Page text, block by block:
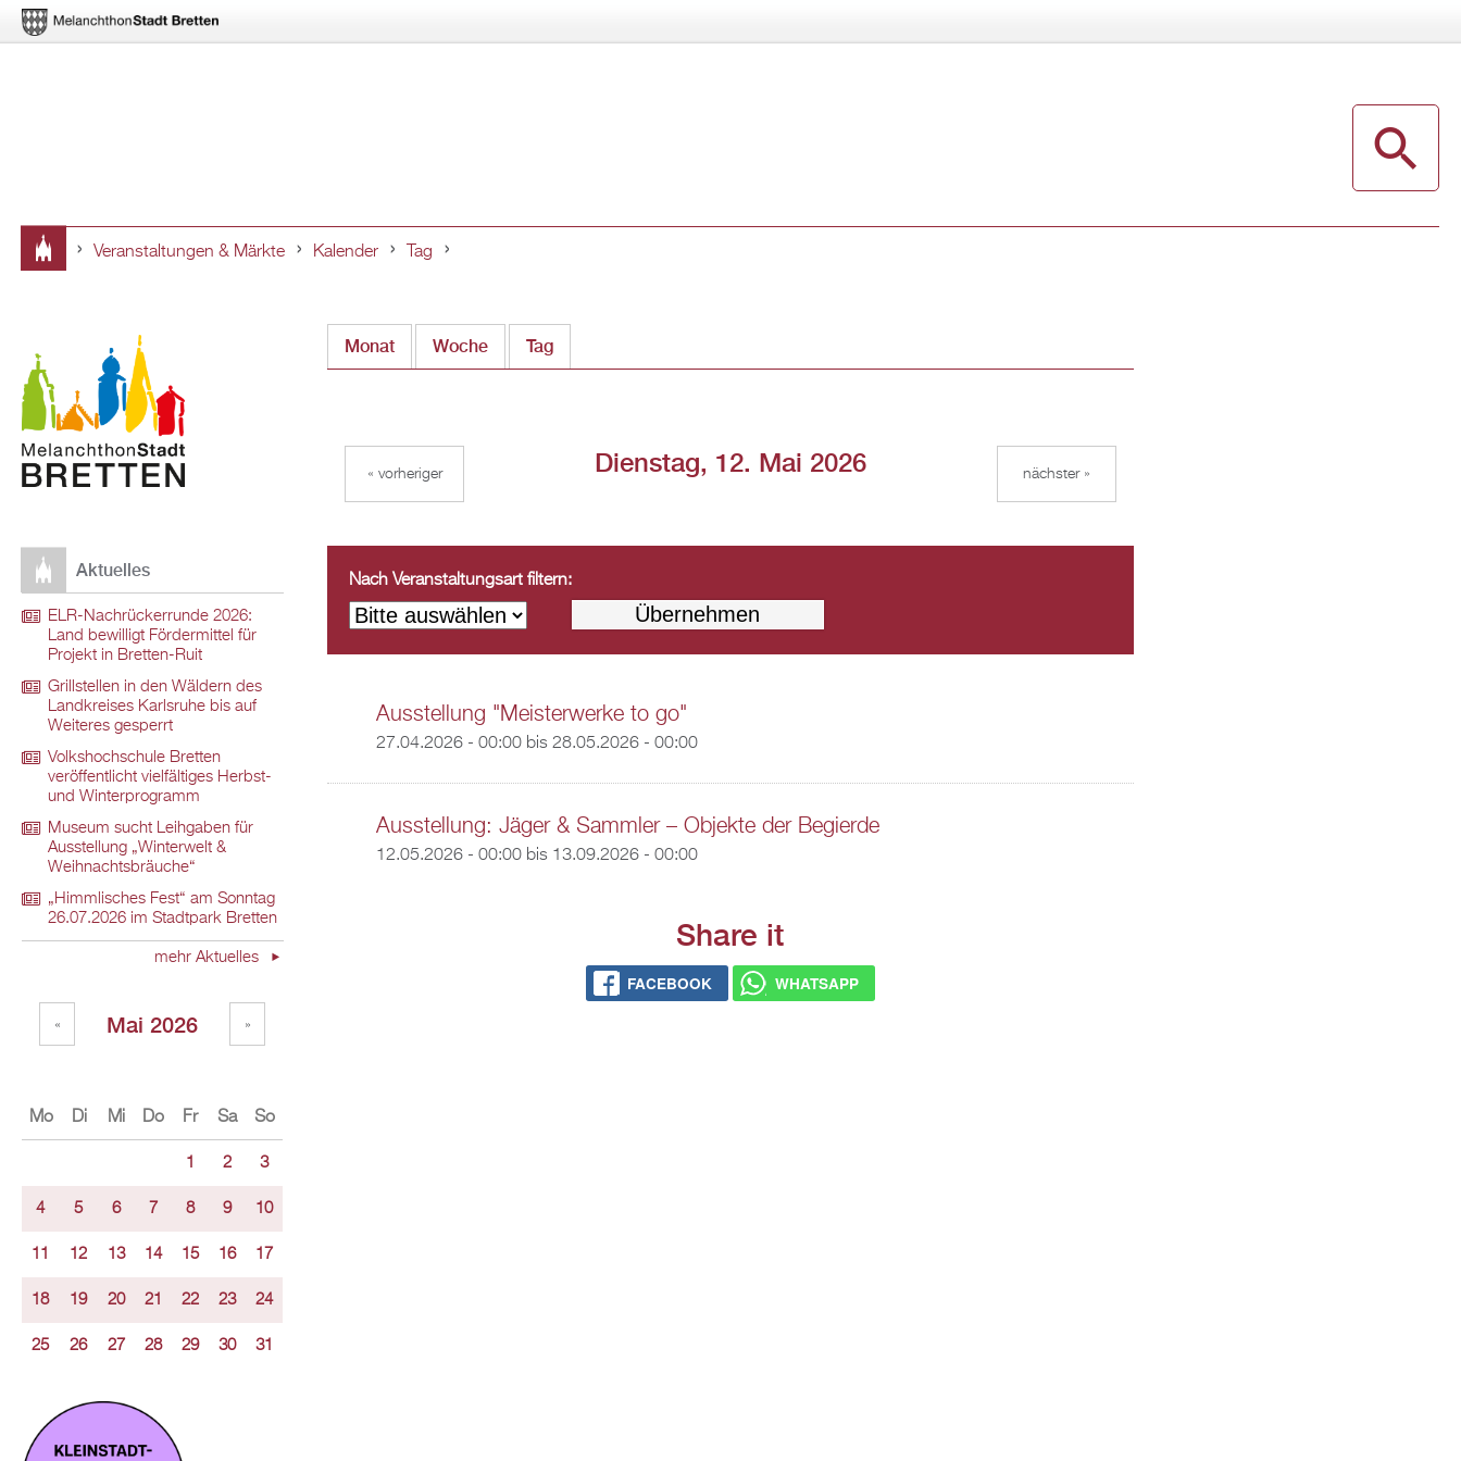
hier
Veranstaltungen & Märkte Kalender Tag
Monat Woche Tag(aktiver Reiter)
Dienstag, 12. Mai 2026
« vorheriger nächster »
Nach Veranstaltungsart filtern:
Ausstellung "Meisterwerke to go"
27.04.2026 - 00:00bis 28.05.2026 - 00:00
Ausstellung: Jäger & Sammler – Objekte der Begierde
12.05.2026 - 00:00bis 13.09.2026 - 00:00
Share it
FACEBOOK WHATSAPP
Aktuelles
ELR-Nachrückerrunde 2026:
Land bewilligt Fördermittel für
Projekt in Bretten-Ruit
Grillstellen in den Wäldern des
Landkreises Karlsruhe bis auf
Weiteres gesperrt
Volkshochschule Bretten
veröffentlicht vielfältiges Herbst-
und Winterprogramm
Museum sucht Leihgaben für
Ausstellung „Winterwelt &
Weihnachtsbräuche“
„Himmlisches Fest“ am Sonntag
26.07.2026 im Stadtpark Bretten
mehr Aktuelles
Mai 2026
« »
Mo Di Mi Do Fr Sa So
1 2 3
4 5 6 7 8 9 10
11 12 13 14 15 16 17
18 19 20 21 22 23 24
25 26 27 28 29 30 31